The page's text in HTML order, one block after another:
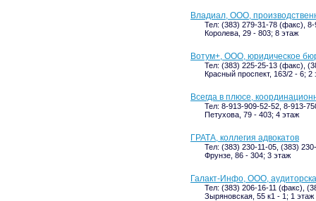
Владиал, ООО,
Тел: (383) 279-31-78 (факс),
Королева, 29 - 803; 8 этаж
Вотум+, ООО, юридическое
Тел: (383) 225-25-13 (факс),
Красный проспект, 163/2 - 6; 2
Всегда в плюсе,
Тел: 8-913-909-52-52, 8-913-
Петухова, 79 - 403; 4 этаж
ГРАТА, коллегия адвокатов
Тел: (383) 230-11-05, (383)
Фрунзе, 86 - 304; 3 этаж
Галакт-Инфо, ООО,
Тел: (383) 206-16-11 (факс),
Зыряновская, 55 к1 - 1; 1 этаж